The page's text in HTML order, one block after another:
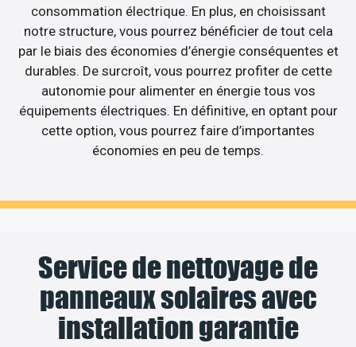
consommation électrique. En plus, en choisissant
notre structure, vous pourrez bénéficier de tout cela
par le biais des économies d’énergie conséquentes et
durables. De surcroît, vous pourrez profiter de cette
autonomie pour alimenter en énergie tous vos
équipements électriques. En définitive, en optant pour
cette option, vous pourrez faire d’importantes
économies en peu de temps.
Service de nettoyage de
panneaux solaires avec
installation garantie